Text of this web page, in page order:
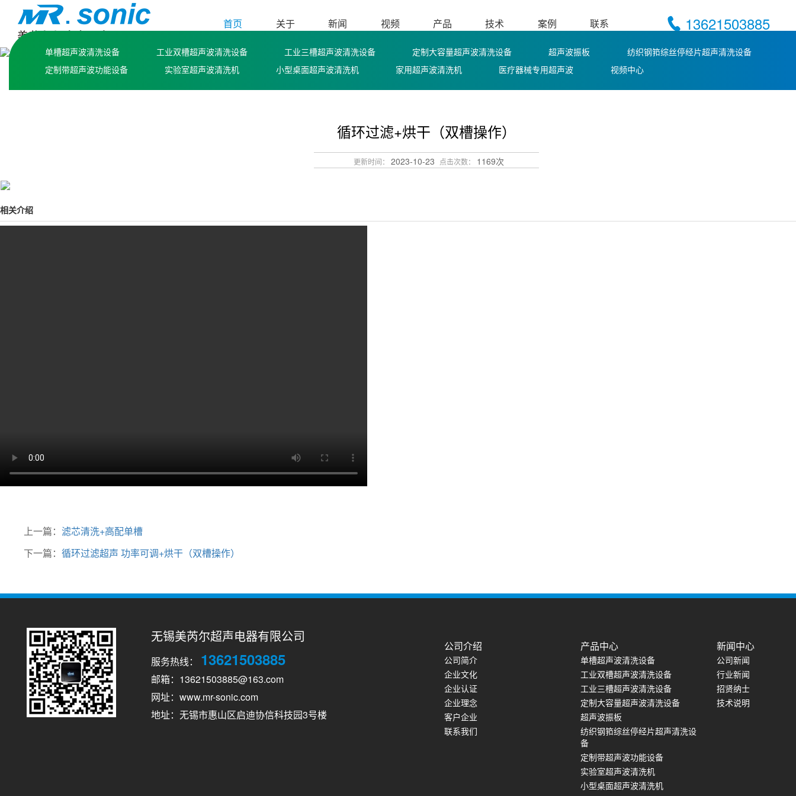
首页 关于 新闻 视频 产品 技术 案例 联系 13621503885
单槽超声波清洗设备 工业双槽超声波清洗设备 工业三槽超声波清洗设备 定制大容量超声波清洗设备 超声波振板
纺织钢筘综丝停经片超声清洗设备
定制带超声波功能设备
实验室超声波清洗机 小型桌面超声波清洗机 家用超声波清洗机 医疗器械专用超声波 视频中心
循环过滤+烘干（双槽操作）
更新时间： 2023-10-23 点击次数： 1169次
相关介绍
上一篇： 滤芯清洗+高配单槽
下一篇： 循环过滤超声 功率可调+烘干（双槽操作）
无锡美芮尔超声电器有限公司
服务热线： 13621503885
邮箱：13621503885@163.com
网址：www.mr-sonic.com
地址：无锡市惠山区启迪协信科技园3号楼
公司介绍
公司简介
企业文化
企业认证
企业理念
客户企业
联系我们
产品中心
单槽超声波清洗设备
工业双槽超声波清洗设备
工业三槽超声波清洗设备
定制大容量超声波清洗设备
超声波振板
纺织钢筘综丝停经片超声清洗设
备
定制带超声波功能设备
实验室超声波清洗机
小型桌面超声波清洗机
新闻中心
公司新闻
行业新闻
招贤纳士
技术说明